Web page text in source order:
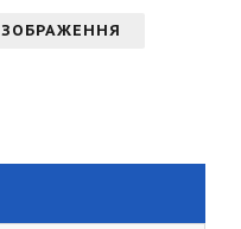
ЗОБРАЖЕННЯ